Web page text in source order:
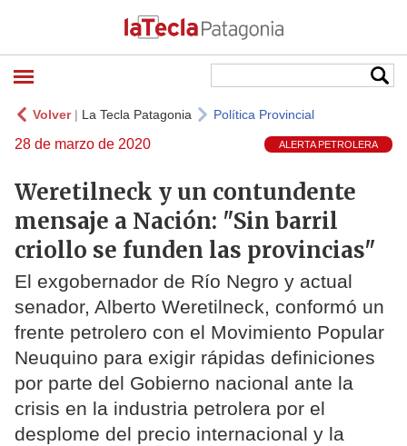
Volver| La Tecla Patagonia Política Provincial
28 de marzo de 2020 ALERTA PETROLERA
Weretilneck y un contundente
mensaje a Nación: "Sin barril
criollo se funden las provincias"
El exgobernador de Río Negro y actual
senador, Alberto Weretilneck, conformó un
frente petrolero con el Movimiento Popular
Neuquino para exigir rápidas definiciones
por parte del Gobierno nacional ante la
crisis en la industria petrolera por el
desplome del precio internacional y la